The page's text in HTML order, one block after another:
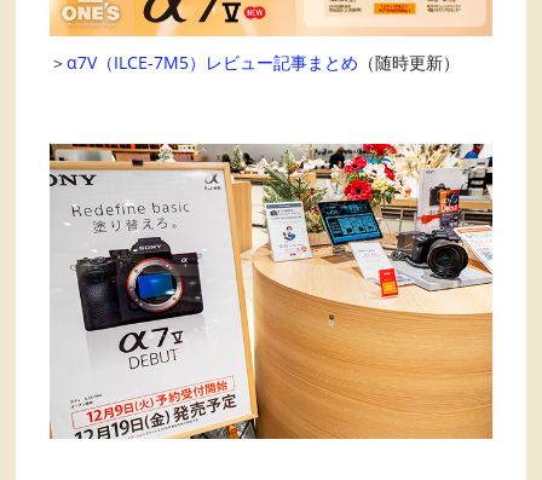
＞α7V（ILCE-7M5）レビュー記事まとめ （随時更新）